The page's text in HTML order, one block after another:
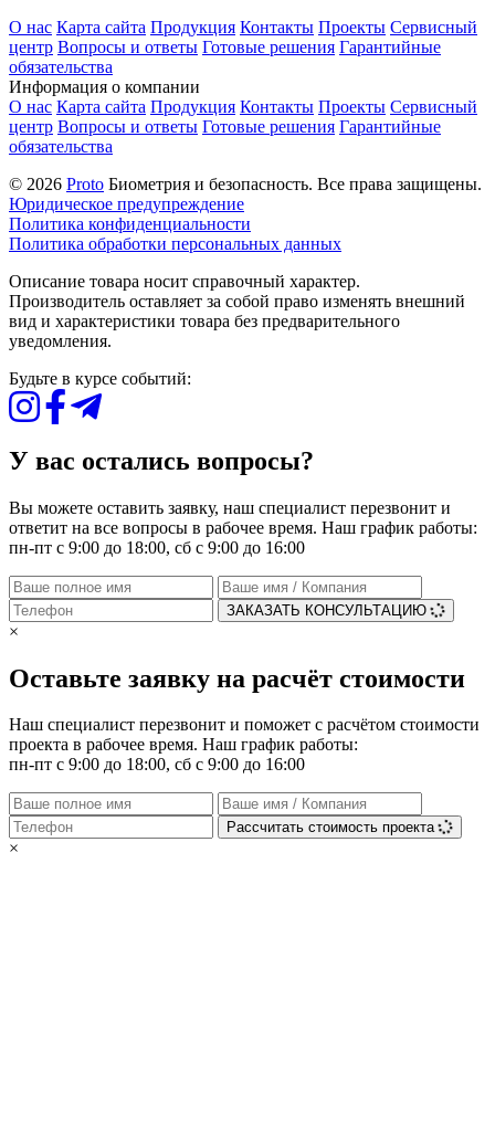
О нас Карта сайта Продукция Контакты Проекты Сервисный
центр Вопросы и ответы Готовые решения Гарантийные
обязательства
Информация о компании
О нас Карта сайта Продукция Контакты Проекты Сервисный
центр Вопросы и ответы Готовые решения Гарантийные
обязательства
© 2026 Proto Биометрия и безопасность. Все права защищены.
Юридическое предупреждение
Политика конфиденциальности
Политика обработки персональных данных
Описание товара носит справочный характер.
Производитель оставляет за собой право изменять внешний
вид и характеристики товара без предварительного
уведомления.
Будьте в курсе событий:
У вас остались вопросы?
Вы можете оставить заявку, наш специалист перезвонит и
ответит на все вопросы в рабочее время. Наш график работы:
пн-пт с 9:00 до 18:00, сб с 9:00 до 16:00
ЗАКАЗАТЬ КОНСУЛЬТАЦИЮ
×
Оставьте заявку на расчёт стоимости
Наш специалист перезвонит и поможет с расчётом стоимости
проекта в рабочее время. Наш график работы:
пн-пт с 9:00 до 18:00, сб с 9:00 до 16:00
Рассчитать стоимость проекта
×